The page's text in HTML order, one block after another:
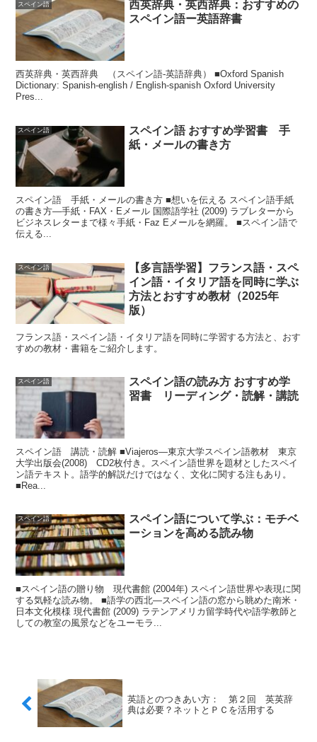
スペイン語
西英辞典・英西辞典：おすすめの
スペイン語ー英語辞書
西英辞典・英西辞典 （スペイン語-英語辞典） ■Oxford Spanish
Dictionary: Spanish-english / English-spanish Oxford University
Pres...
スペイン語
スペイン語 おすすめ学習書 手
紙・メールの書き方
スペイン語 手紙・メールの書き方 ■想いを伝える スペイン語手紙
の書き方―手紙・FAX・Eメール 国際語学社 (2009) ラブレターから
ビジネスレターまで様々手紙・Faz Eメールを網羅。 ■スペイン語で
伝える...
スペイン語
【多言語学習】フランス語・スペ
イン語・イタリア語を同時に学ぶ
方法とおすすめ教材（2025年
版）
フランス語・スペイン語・イタリア語を同時に学習する方法と、おす
すめの教材・書籍をご紹介します。
スペイン語
スペイン語の読み方 おすすめ学
習書 リーディング・読解・講読
スペイン語 講読・読解 ■Viajeros―東京大学スペイン語教材 東京
大学出版会(2008) CD2枚付き。スペイン語世界を題材としたスペイ
ン語テキスト。語学的解説だけではなく、文化に関する注もあり。
■Rea...
スペイン語
スペイン語について学ぶ：モチベ
ーションを高める読み物
■スペイン語の贈り物 現代書館 (2004年) スペイン語世界や表現に関
する気軽な読み物。 ■語学の西北―スペイン語の窓から眺めた南米・
日本文化模様 現代書館 (2009) ラテンアメリカ留学時代や語学教師と
しての教室の風景などをユーモラ...
英語とのつきあい方： 第２回 英英辞
典は必要？ネットとＰＣを活用する